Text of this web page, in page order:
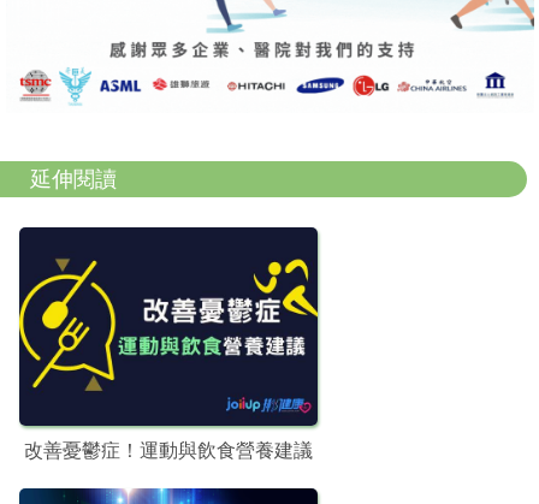
延伸閱讀
改善憂鬱症！運動與飲食營養建議